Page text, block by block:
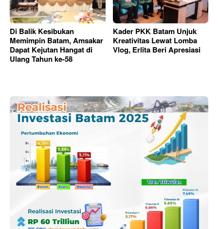
Di Balik Kesibukan
Memimpin Batam, Amsakar
Dapat Kejutan Hangat di
Ulang Tahun ke-58
Kader PKK Batam Unjuk
Kreativitas Lewat Lomba
Vlog, Erlita Beri Apresiasi